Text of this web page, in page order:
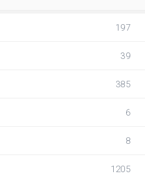
197
39
385
6
8
1205